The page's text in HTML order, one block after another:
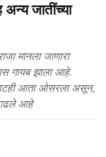
जातींच्या
मानला जाणारा
गायब झाला आहे.
आता ओसरला असून,
आहे